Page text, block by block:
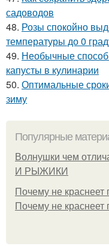
садоводов
48. Розы спокойно
температуры до 0
49. Необычные
капусты в кулинарии
50. Оптимальные
зиму
Популярные
Волнушки чем
И РЫЖИКИ
Почему не краснеет
Почему не краснеет